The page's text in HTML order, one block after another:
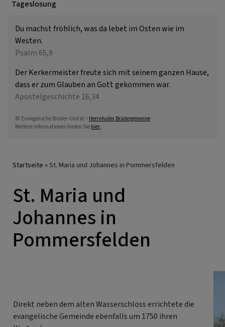
Tageslosung
Du machst fröhlich, was da lebet im Osten wie im
Westen.
Psalm 65,9
Der Kerkermeister freute sich mit seinem ganzen Hause,
dass er zum Glauben an Gott gekommen war.
Apostelgeschichte 16,34
© Evangelische Brüder-Unität – Herrnhuter Brüdergemeine
Weitere Informationen finden Sie hier .
Breadcrumb
Startseite St. Maria und Johannes in Pommersfelden
St. Maria und
Johannes in
Pommersfelden
Direkt neben dem alten Wasserschloss errichtete die
evangelische Gemeinde ebenfalls um 1750 ihren